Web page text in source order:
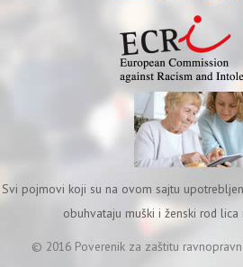
Svi pojmovi koji su na ovom sajtu
obuhvataju muški i ženski rod lica
© 2016 Poverenik za zaštitu